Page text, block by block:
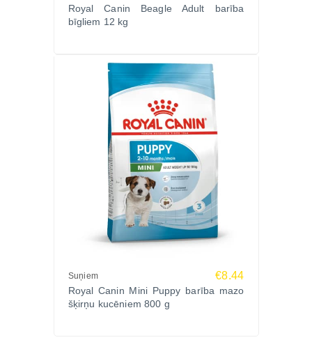
Royal Canin Beagle Adult barība
bīgliem 12 kg
Suņiem €8.44
Royal Canin Mini Puppy barība mazo
šķirņu kucēniem 800 g